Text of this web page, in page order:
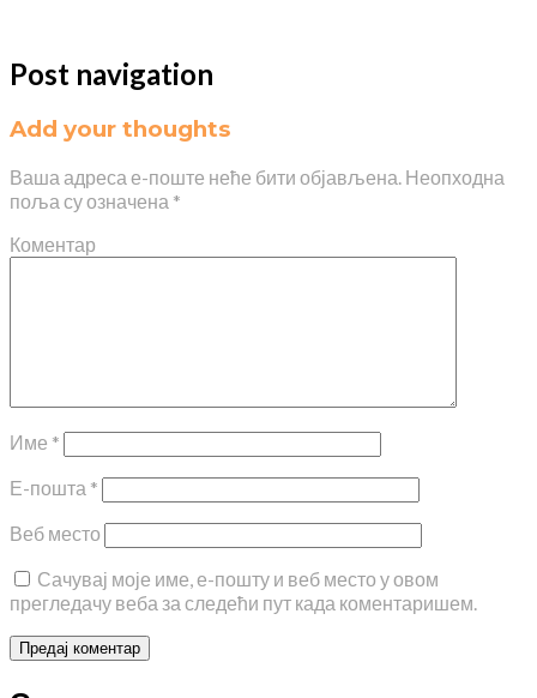
Post navigation
Add your thoughts
Ваша адреса е-поште неће бити објављена. Неопходна
поља су означена *
Коментар
Име *
Е-пошта *
Веб место
Сачувај моје име, е-пошту и веб место у овом
прегледачу веба за следећи пут када коментаришем.